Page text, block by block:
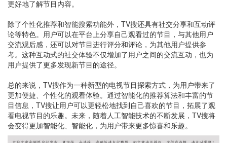
更好地了解节目内容。
除了个性化推荐和智能搜索功能外，TV搜还具有社交分享和互动评
论等特色。用户可以在平台上分享自己观看过的节目，与其他用户
交流观后感，还可以对节目进行评分和评论，为其他用户提供参
考。这种互动式的社交体验不仅增加了用户之间的交流互动，也为
用户提供了更多发现新节目的途径。
总的来说，TV搜作为一种新型的电视节目探索方式，为用户带来了
更加便捷、个性化的观看体验。通过智能化的推荐算法和丰富的节
目信息，TV搜让用户可以更轻松地找到自己喜欢的节目，拓展了观
看电视节目的乐趣。未来，随着人工智能技术的不断发展，TV搜将
会变得更加智能化、智能化，为用户带来更多惊喜和乐趣。